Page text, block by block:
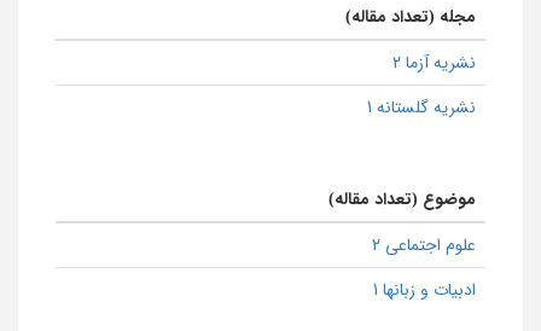
مجله (تعداد مقاله)
نشریه آزما 2
نشریه گلستانه 1
موضوع (تعداد مقاله)
علوم اجتماعی 2
ادبیات و زبانها 1